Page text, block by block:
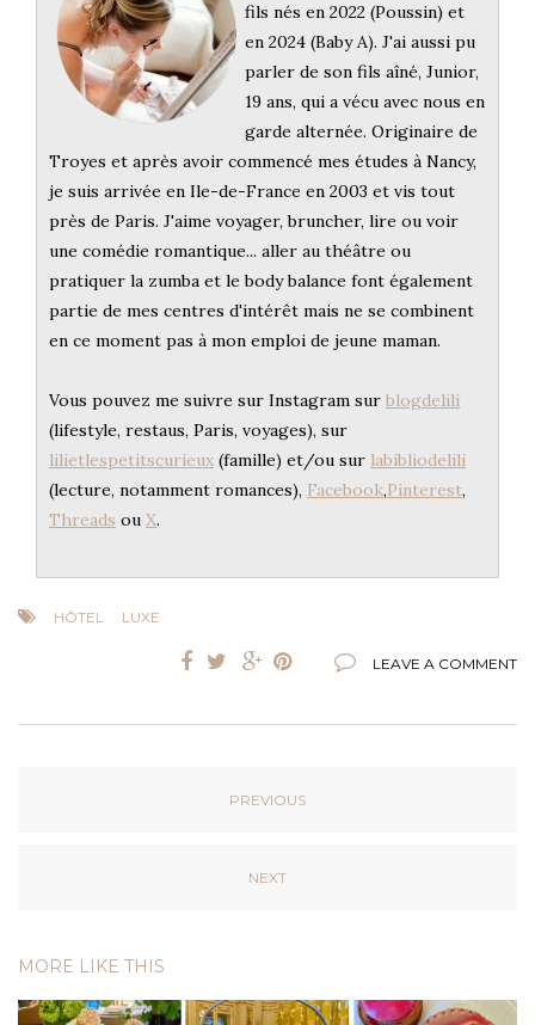
fils nés en 2022 (Poussin) et
en 2024 (Baby A). J'ai aussi pu
parler de son fils aîné, Junior,
19 ans, qui a vécu avec nous en
garde alternée. Originaire de
Troyes et après avoir commencé mes études à Nancy,
je suis arrivée en Ile-de-France en 2003 et vis tout
près de Paris. J'aime voyager, bruncher, lire ou voir
une comédie romantique... aller au théâtre ou
pratiquer la zumba et le body balance font également
partie de mes centres d'intérêt mais ne se combinent
en ce moment pas à mon emploi de jeune maman.
Vous pouvez me suivre sur Instagram sur blogdelili
(lifestyle, restaus, Paris, voyages), sur
lilietlespetitscurieux (famille) et/ou sur labibliodelili
(lecture, notamment romances), Facebook,Pinterest,
Threads ou X.
HÔTEL LUXE
LEAVE A COMMENT
PREVIOUS
NEXT
MORE LIKE THIS